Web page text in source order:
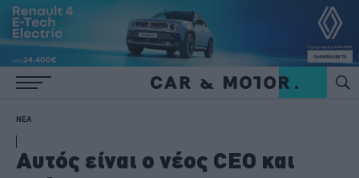
ΝΕΑ
Αυτός είναι ο νέος CEO και